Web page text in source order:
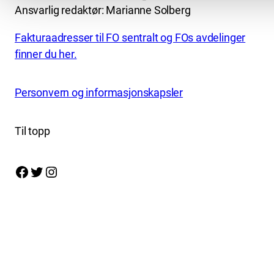
Ansvarlig redaktør: Marianne Solberg
Fakturaadresser til FO sentralt og FOs avdelinger
finner du her.
Personvern og informasjonskapsler
Til topp
Facebook Twitter Instagram